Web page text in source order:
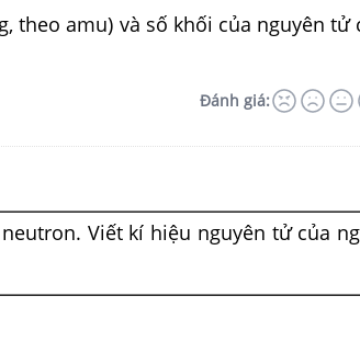
theo amu) và số khối của nguyên tử
Đánh giá:
Viết kí hiệu nguyên tử của